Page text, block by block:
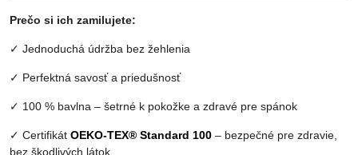
Prečo si ich zamilujete:
✓ Jednoduchá údržba bez žehlenia
✓ Perfektná savosť a priedušnosť
✓ 100 % bavlna – šetrné k pokožke a zdravé pre spánok
✓ Certifikát OEKO-TEX® Standard 100 – bezpečné pre zdravie,
bez škodlivých látok